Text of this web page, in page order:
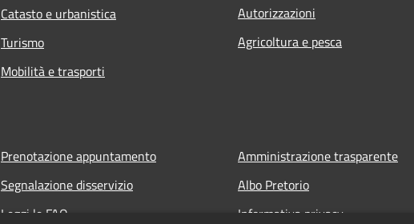
Catasto e urbanistica
Turismo
Mobilità e trasporti
Autorizzazioni
Agricoltura e pesca
Prenotazione appuntamento
Segnalazione disservizio
Leggi le FAQ
Amministrazione trasparente
Albo Pretorio
Informativa privacy